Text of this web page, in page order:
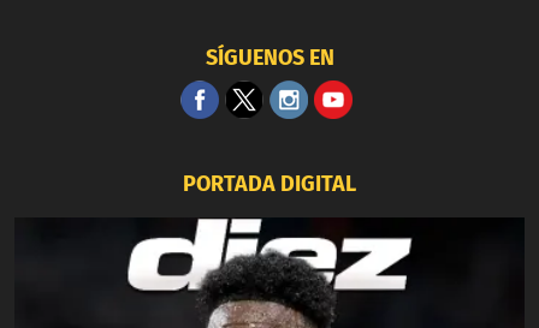
SÍGUENOS EN
PORTADA DIGITAL